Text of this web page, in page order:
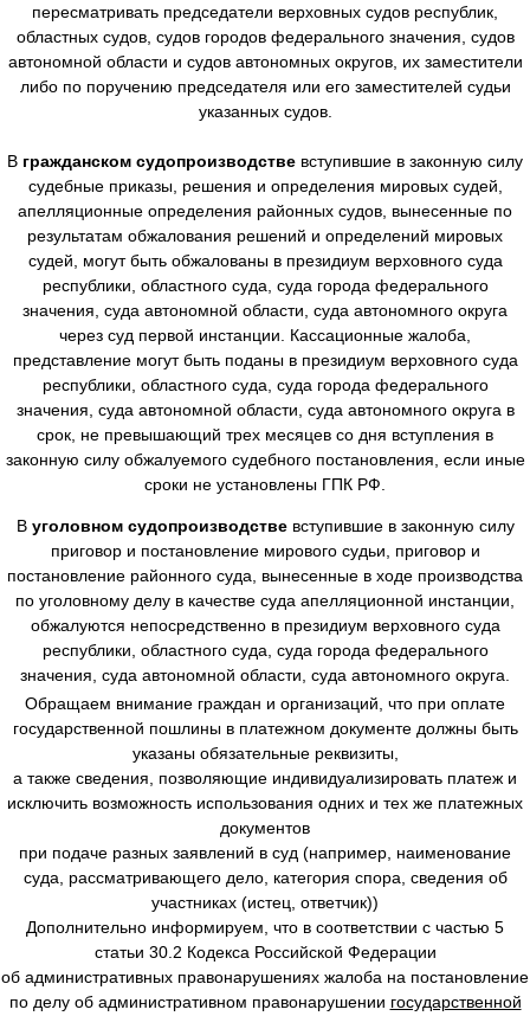
пересматривать председатели верховных судов республик,
областных судов, судов городов федерального значения, судов
автономной области и судов автономных округов, их заместители
либо по поручению председателя или его заместителей судьи
указанных судов.
В гражданском судопроизводстве вступившие в законную силу
судебные приказы, решения и определения мировых судей,
апелляционные определения районных судов, вынесенные по
результатам обжалования решений и определений мировых
судей, могут быть обжалованы в президиум верховного суда
республики, областного суда, суда города федерального
значения, суда автономной области, суда автономного округа
через суд первой инстанции. Кассационные жалоба,
представление могут быть поданы в президиум верховного суда
республики, областного суда, суда города федерального
значения, суда автономной области, суда автономного округа в
срок, не превышающий трех месяцев со дня вступления в
законную силу обжалуемого судебного постановления, если иные
сроки не установлены ГПК РФ.
В уголовном судопроизводствевступившие в законную силу
приговор и постановление мирового судьи, приговор и
постановление районного суда, вынесенные в ходе производства
по уголовному делу в качестве суда апелляционной инстанции,
обжалуются непосредственно в президиум верховного суда
республики, областного суда, суда города федерального
значения, суда автономной области, суда автономного округа.
Обращаем внимание граждан и организаций, что при оплате
государственной пошлины в платежном документе должны быть
указаны обязательные реквизиты,
а также сведения, позволяющие индивидуализировать платеж и
исключить возможность использования одних и тех же платежных
документов
при подаче разных заявлений в суд (например, наименование
суда, рассматривающего дело, категория спора, сведения об
участниках (истец, ответчик))
Дополнительно информируем, что в соответствии с частью 5
статьи 30.2 Кодекса Российской Федерации
об административных правонарушениях жалоба на постановление
по делу об административном правонарушении государственной